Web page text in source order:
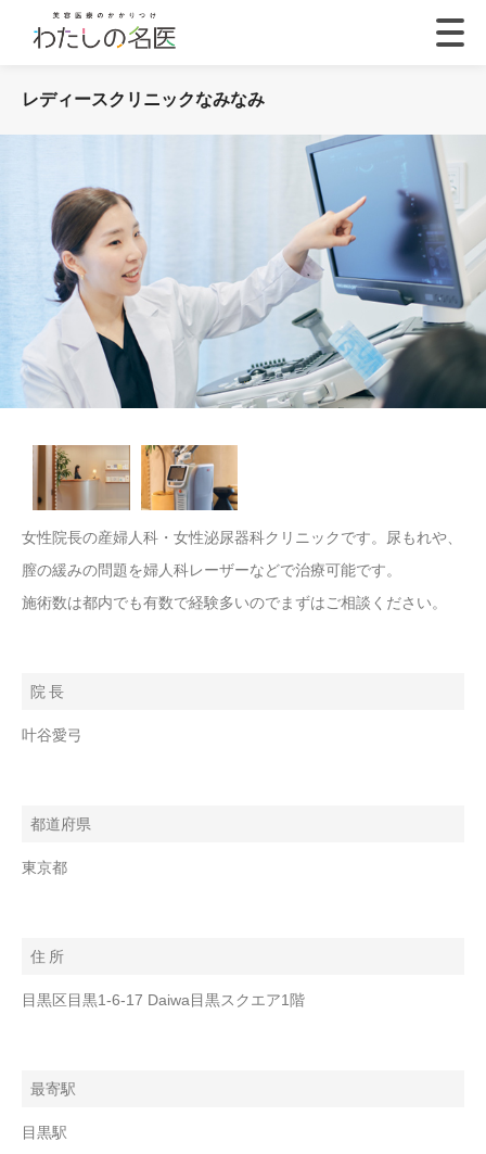
レディースクリニックなみなみ
女性院長の産婦人科・女性泌尿器科クリニックです。尿もれや、
膣の緩みの問題を婦人科レーザーなどで治療可能です。
施術数は都内でも有数で経験多いのでまずはご相談ください。
院 長
叶谷愛弓
都道府県
東京都
住 所
目黒区目黒1-6-17 Daiwa目黒スクエア1階
最寄駅
目黒駅